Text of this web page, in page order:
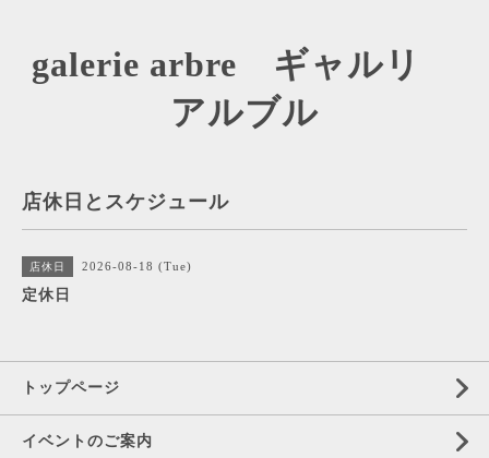
galerie arbre ギャルリ
アルブル
店休日とスケジュール
店休日 2026-08-18 (Tue)
定休日
トップページ
イベントのご案内